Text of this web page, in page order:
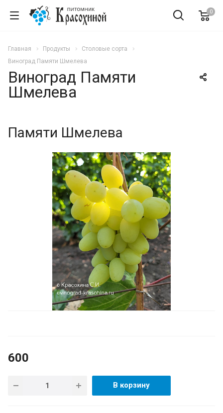
0
Главная Продукты
Столовые сорта
Виноград Памяти Шмелева
Виноград Памяти
Шмелева
Памяти Шмелева
600
В корзину